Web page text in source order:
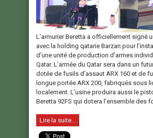
L’armurier Beretta a officiellement signé
avec la holding qatarie Barzan pour
d’une unité de production d’armes
Qatar. L’armée du Qatar sera dans un
dotée de fusils d’assaut ARX 160 et de
longue portée ARX 200, fabriqués sous
localement. L’usine produira aussi le
Beretta 92FS qui dotera l’ensemble des
Lire la suite...